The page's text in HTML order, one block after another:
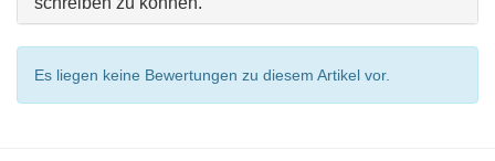
Es liegen keine Bewertungen zu diesem Artikel vor.